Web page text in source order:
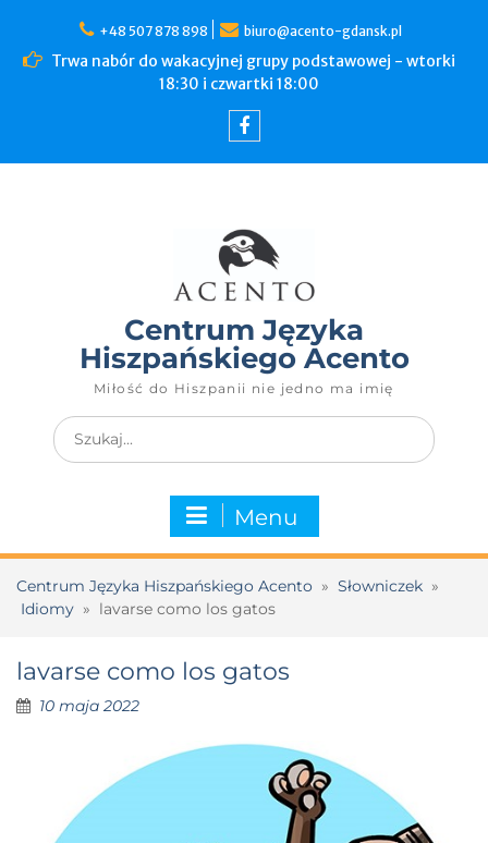
+48 507 878 898 biuro@acento-gdansk.pl
Trwa nabór do wakacyjnej grupy podstawowej - wtorki
18:30 i czwartki 18:00
Centrum Języka
Hiszpańskiego Acento
Miłość do Hiszpanii nie jedno ma imię
Menu
Centrum Języka Hiszpańskiego Acento » Słowniczek »
Idiomy » lavarse como los gatos
lavarse como los gatos
10 maja 2022